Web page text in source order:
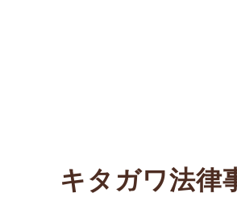
キタガワ法律